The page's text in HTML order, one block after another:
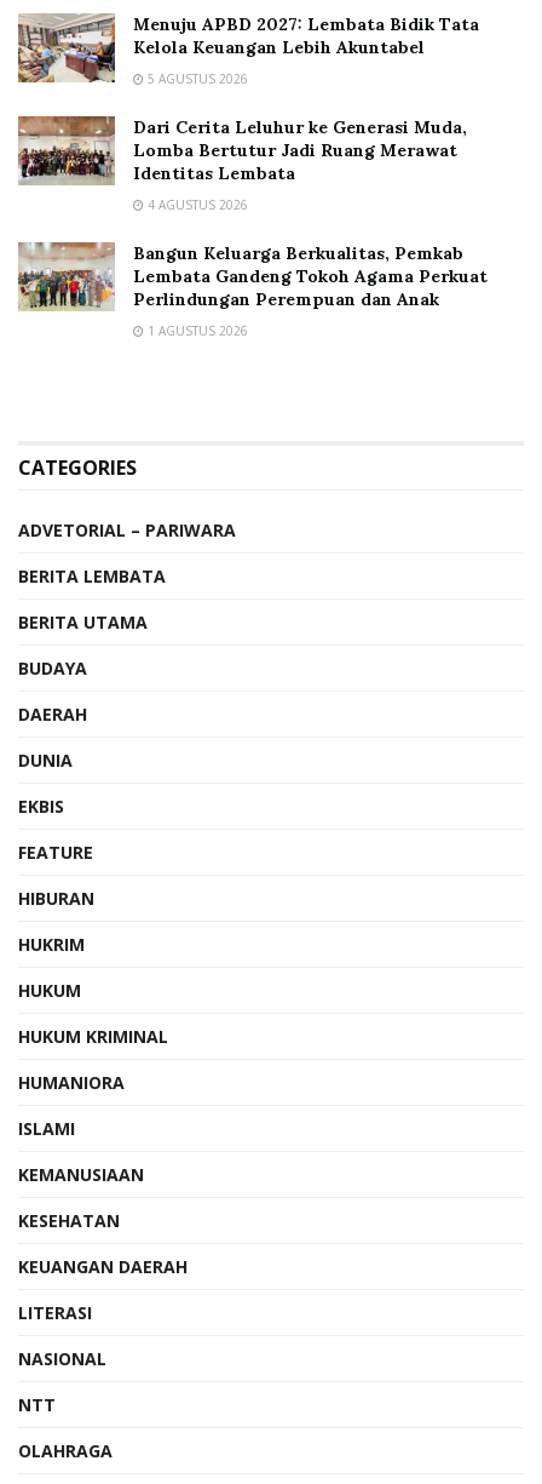
Menuju APBD 2027: Lembata Bidik Tata
Kelola Keuangan Lebih Akuntabel
5 AGUSTUS 2026
Dari Cerita Leluhur ke Generasi Muda,
Lomba Bertutur Jadi Ruang Merawat
Identitas Lembata
4 AGUSTUS 2026
Bangun Keluarga Berkualitas, Pemkab
Lembata Gandeng Tokoh Agama Perkuat
Perlindungan Perempuan dan Anak
1 AGUSTUS 2026
CATEGORIES
ADVETORIAL – PARIWARA
BERITA LEMBATA
BERITA UTAMA
BUDAYA
DAERAH
DUNIA
EKBIS
FEATURE
HIBURAN
HUKRIM
HUKUM
HUKUM KRIMINAL
HUMANIORA
ISLAMI
KEMANUSIAAN
KESEHATAN
KEUANGAN DAERAH
LITERASI
NASIONAL
NTT
OLAHRAGA